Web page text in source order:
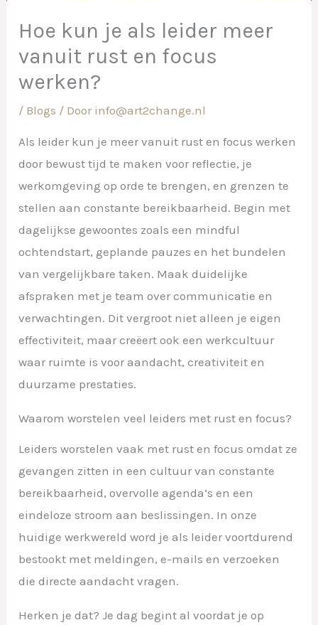
Hoe kun je als leider meer
vanuit rust en focus
werken?
/ Blogs / Door info@art2change.nl
Als leider kun je meer vanuit rust en focus werken
door bewust tijd te maken voor reflectie, je
werkomgeving op orde te brengen, en grenzen te
stellen aan constante bereikbaarheid. Begin met
dagelijkse gewoontes zoals een mindful
ochtendstart, geplande pauzes en het bundelen
van vergelijkbare taken. Maak duidelijke
afspraken met je team over communicatie en
verwachtingen. Dit vergroot niet alleen je eigen
effectiviteit, maar creëert ook een werkcultuur
waar ruimte is voor aandacht, creativiteit en
duurzame prestaties.
Waarom worstelen veel leiders met rust en focus?
Leiders worstelen vaak met rust en focus omdat ze
gevangen zitten in een cultuur van constante
bereikbaarheid, overvolle agenda’s en een
eindeloze stroom aan beslissingen. In onze
huidige werkwereld word je als leider voortdurend
bestookt met meldingen, e-mails en verzoeken
die directe aandacht vragen.
Herken je dat? Je dag begint al voordat je op